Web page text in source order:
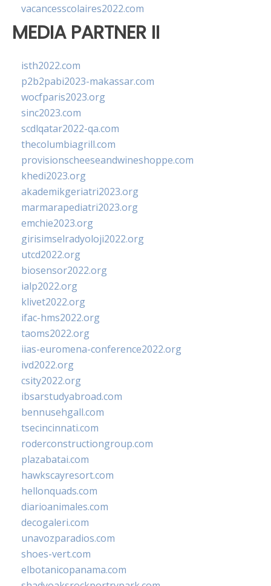
vacancesscolaires2022.com
MEDIA PARTNER II
isth2022.com
p2b2pabi2023-makassar.com
wocfparis2023.org
sinc2023.com
scdlqatar2022-qa.com
thecolumbiagrill.com
provisionscheeseandwineshoppe.com
khedi2023.org
akademikgeriatri2023.org
marmarapediatri2023.org
emchie2023.org
girisimselradyoloji2022.org
utcd2022.org
biosensor2022.org
ialp2022.org
klivet2022.org
ifac-hms2022.org
taoms2022.org
iias-euromena-conference2022.org
ivd2022.org
csity2022.org
ibsarstudyabroad.com
bennusehgall.com
tsecincinnati.com
roderconstructiongroup.com
plazabatai.com
hawkscayresort.com
hellonquads.com
diarioanimales.com
decogaleri.com
unavozparadios.com
shoes-vert.com
elbotanicopanama.com